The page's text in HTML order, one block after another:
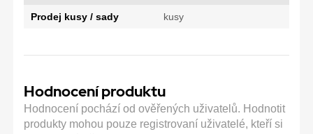
Prodej kusy / sady kusy
Hodnocení produktu
Hodnocení pochází od ověřených uživatelů. Hodnotit
produkty mohou pouze registrovaní uživatelé, kteří si